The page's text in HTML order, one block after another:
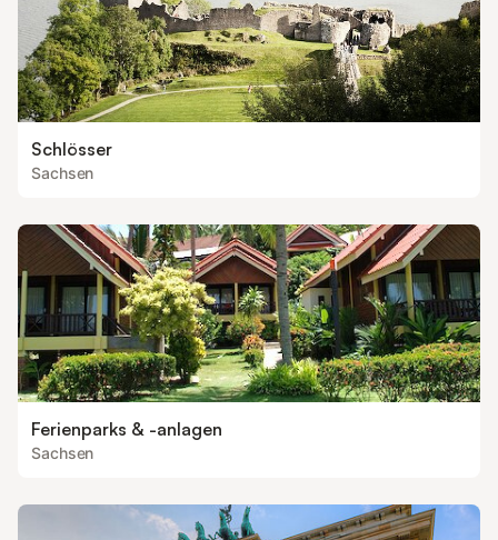
Schlösser
Sachsen
Ferienparks & -anlagen
Sachsen